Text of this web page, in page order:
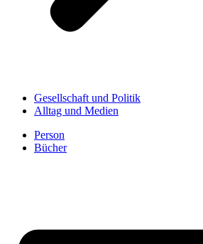
Gesellschaft und Politik
Alltag und Medien
Person
Bücher